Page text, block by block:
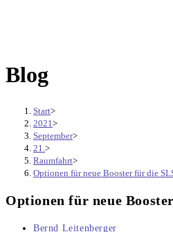
Blog
Start>
2021 >
September>
21. >
Raumfahrt>
Optionen für neue Booster für die
Optionen für neue
Beitrags-
Bernd Leitenberger